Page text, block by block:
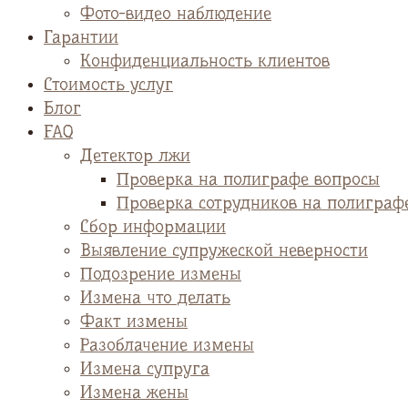
Фото-видео наблюдение
Гарантии
Конфиденциальность клиентов
Стоимость услуг
Блог
FAQ
Детектор лжи
Проверка на полиграфе вопросы
Проверка сотрудников на
Сбор информации
Выявление супружеской неверности
Подозрение измены
Измена что делать
Факт измены
Разоблачение измены
Измена супруга
Измена жены